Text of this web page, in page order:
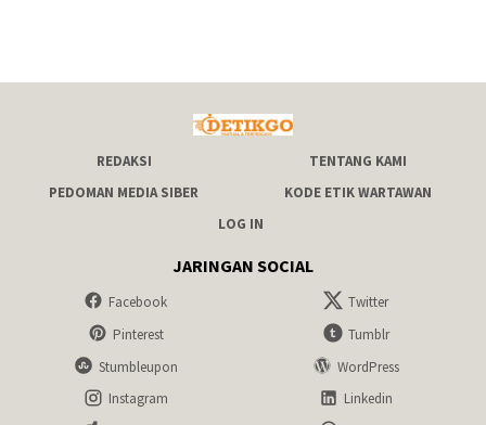
REDAKSI
TENTANG KAMI
PEDOMAN MEDIA SIBER
KODE ETIK WARTAWAN
LOG IN
JARINGAN SOCIAL
Facebook
Twitter
Pinterest
Tumblr
Stumbleupon
WordPress
Instagram
Linkedin